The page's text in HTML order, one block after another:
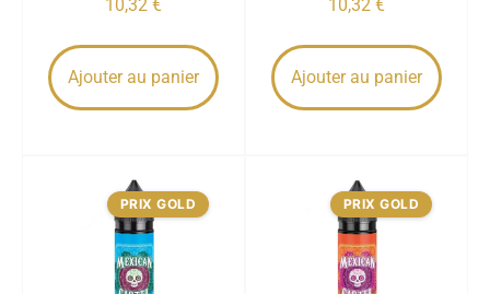
10,32 €
Ajouter au panier
10,32 €
Ajouter au panier
PRIX GOLD PRIX GOLD